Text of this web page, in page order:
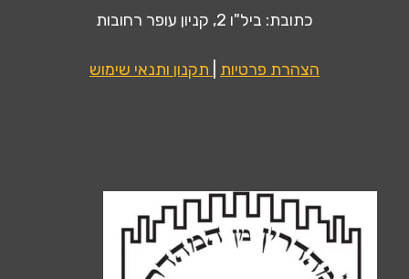
כתובת: ביל"ו 2, קניון עופר רחובות
הצהרת פרטיות תקנון ותנאי שימוש